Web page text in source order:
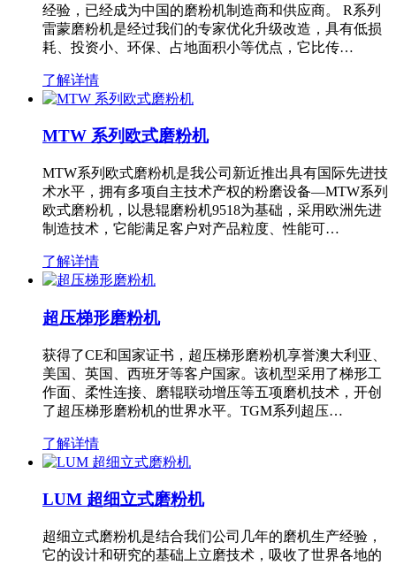
经验，已经成为中国的磨粉机制造商和供应商。 R系列
雷蒙磨粉机是经过我们的专家优化升级改造，具有低损
耗、投资小、环保、占地面积小等优点，它比传…
了解详情
MTW 系列欧式磨粉机
MTW系列欧式磨粉机是我公司新近推出具有国际先进技
术水平，拥有多项自主技术产权的粉磨设备—MTW系列
欧式磨粉机，以悬辊磨粉机9518为基础，采用欧洲先进
制造技术，它能满足客户对产品粒度、性能可…
了解详情
超压梯形磨粉机
获得了CE和国家证书，超压梯形磨粉机享誉澳大利亚、
美国、英国、西班牙等客户国家。该机型采用了梯形工
作面、柔性连接、磨辊联动增压等五项磨机技术，开创
了超压梯形磨粉机的世界水平。TGM系列超压…
了解详情
LUM 超细立式磨粉机
超细立式磨粉机是结合我们公司几年的磨机生产经验，
它的设计和研究的基础上立磨技术，吸收了世界各地的